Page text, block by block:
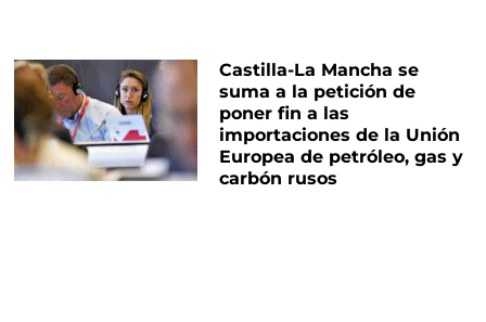
Castilla-La Mancha se
suma a la petición de
poner fin a las
importaciones de la Unión
Europea de petróleo, gas y
carbón rusos